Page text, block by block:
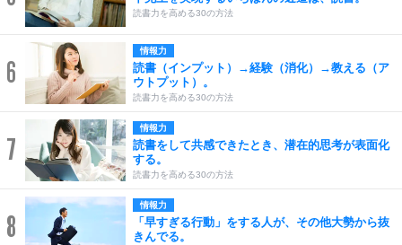
読書力を高める30の方法
6
情報力
読書（インプット）→経験（消化）→教える（ア
ウトプット）。
読書力を高める30の方法
7
情報力
読書をして共感できたとき、潜在的思考が表面化
する。
読書力を高める30の方法
8
情報力
「早すぎる行動」をする人が、その他大勢から抜
きんでる。